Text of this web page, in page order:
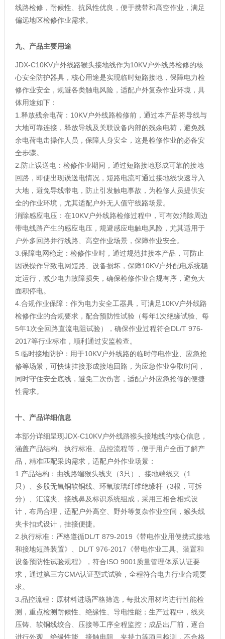
线路检修，耐候性、抗风性优良，便于携带和高空作业，满足
偏远地区检修作业需求。
九、产品主要用途
JDX-C10KV户外线路猴头接地线作为10KV户外线路检修的核
心安全防护器具，核心用途是实现临时短路接地，保障电力检
修作业安全，规避各类触电风险，适配户外复杂作业环境，具
体用途如下：
1.释放残余电荷：10KV户外线路检修前，通过本产品将导线与
大地可靠连接，释放导线及关联设备内部的残余电荷，避免残
余电荷电击操作人员，保障人身安全，这是检修作业的必备安
全步骤。
2.防止误送电：检修作业期间，通过短路接地形成可靠的接地
回路，即使出现误送电情况，短路电流可通过接地线快速导入
大地，避免导线带电，防止引发触电事故，为检修人员提供安
全的作业环境，尤其适配户外无人值守线路场景。
消除感应电压：在10KV户外线路检修过程中，可有效消除周边
带电线路产生的感应电压，规避感应电触电风险，尤其适用于
户外多回路并行线路、高空作业场景，保障作业安全。
3.保障电网稳定：检修作业时，通过规范挂接本产品，可防止
因误操作导致电网短路、设备损坏，保障10KV户外配电系统稳
定运行，减少电力故障损失，确保检修作业合规有序，避免大
面积停电。
4.合规作业保障：作为电力安全工器具，可满足10KV户外线路
检修作业的合规要求，配合预防性试验（每年1次绝缘试验、每
5年1次全回路直流电阻试验），确保作业过程符合DL/T 976-
2017等行业标准，顺利通过安监检查。
5.临时接地防护：用于10KV户外线路的临时停电作业、应急抢
修等场景，可快速挂接形成接地回路，为应急作业争取时间，
同时守住安全底线，避免二次伤害，适配户外应急抢修的便捷
性需求。
十、产品详细信息
本部分详细呈现JDX-C10KV户外线路猴头接地线的核心信息，
涵盖产品结构、执行标准、品控流程等，便于用户全面了解产
品，精准匹配采购需求，适配户外作业场景：
1.产品结构：由线路端猴头线夹（3只）、接地端线夹（1
只）、多股无氧铜软铜线、环氧玻璃纤维绝缘杆（3根，可拆
分）、汇流夹、接线鼻及标识系统组成，采用三相合相式设
计，布局合理，适配户外高空、野外等复杂作业空间，猴头线
夹卡扣式设计，挂接便捷。
2.执行标准：严格遵循DL/T 879-2019《带电作业用便携式接地
和接地短路装置》、DL/T 976-2017《带电作业工具、装置和
设备预防性试验规程》，符合ISO 9001质量管理体系认证要
求，通过第三方CMA认证型式试验，全程符合电力行业合规要
求。
3.品控流程：原材料进场严格筛选，每批次用材均进行性能检
测，重点检测耐候性、绝缘性、导电性能；生产过程中，线夹
压铸、软铜线绞合、压接等工序全程监控；成品出厂前，逐台
进行外观、绝缘性能、接触电阻、夹持力等项目检测，不合格